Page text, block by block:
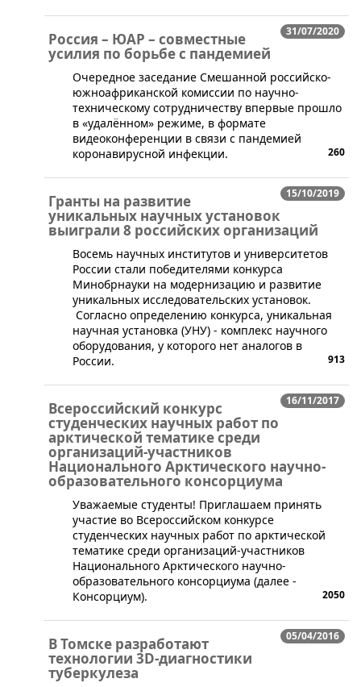
31/07/2020
Россия – ЮАР – совместные
усилия по борьбе с пандемией
Очередное заседание Смешанной российско-
южноафриканской комиссии по научно-
техническому сотрудничеству впервые прошло
в «удалённом» режиме, в формате
видеоконференции в связи с пандемией
коронавирусной инфекции.
260
15/10/2019
Гранты на развитие
уникальных научных установок
выиграли 8 российских организаций
Восемь научных институтов и университетов
России стали победителями конкурса
Минобрнауки на модернизацию и развитие
уникальных исследовательских установок.
Согласно определению конкурса, уникальная
научная установка (УНУ) - комплекс научного
оборудования, у которого нет аналогов в
России.
913
16/11/2017
Всероссийский конкурс
студенческих научных работ по
арктической тематике среди
организаций-участников
Национального Арктического научно-
образовательного консорциума
​Уважаемые студенты! Приглашаем принять
участие во Всероссийском конкурсе
студенческих научных работ по арктической
тематике среди организаций-участников
Национального Арктического научно-
образовательного консорциума (далее -
Консорциум).
2050
05/04/2016
В Томске разработают
технологии 3D-диагностики
туберкулеза